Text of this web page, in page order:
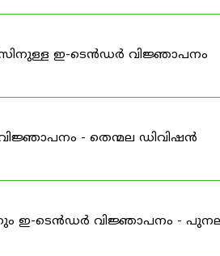
ഇ-ടെൻഡർ വിജ്ഞാപനം
- തെന്മല ഡിവിഷൻ
ഇ-ടെൻഡർ വിജ്ഞാപനം -